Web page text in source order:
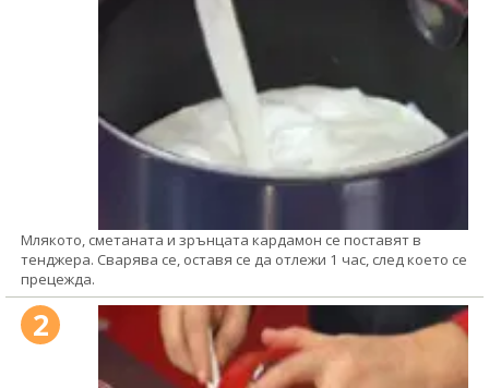
Млякото, сметаната и зрънцата кардамон се поставят в
тенджера. Сварява се, оставя се да отлежи 1 час, след което се
прецежда.
2